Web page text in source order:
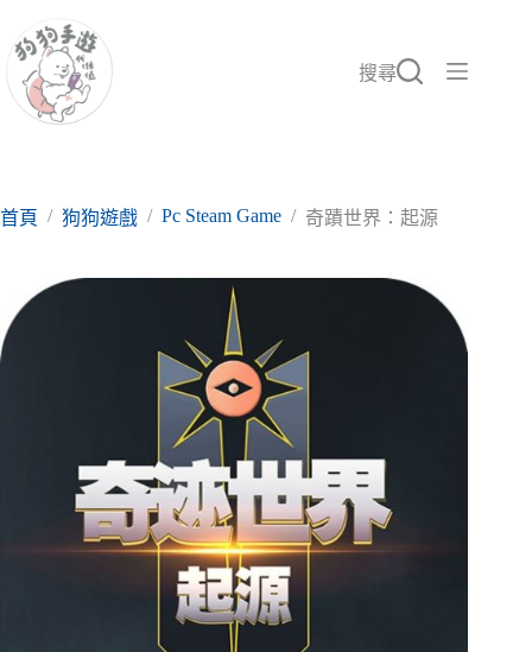
至
要
搜尋
首頁 / 狗狗遊戲 / Pc Steam Game / 奇蹟世界：起源